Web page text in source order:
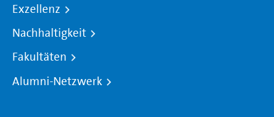
Exzellenz
Nachhaltigkeit
Fakultäten
Alumni-Netzwerk